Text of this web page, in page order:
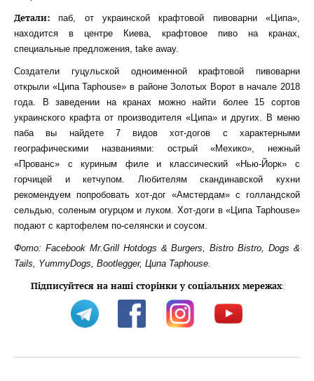
Детали: паб, от украинской крафтовой пивоварни «Ципа»,
находится в центре Киева, крафтовое пиво на кранах,
специальные предложения, take away.
Создатели гуцульской одноименной крафтовой пивоварни
открыли «Ципа Taphouse» в районе Золотых Ворот в начале 2018
года. В заведении на кранах можно найти более 15 сортов
украинского крафта от производителя «Ципа» и других. В меню
паба вы найдете 7 видов хот-догов с характерными
географическими названиями: острый «Мехико», нежный
«Прованс» с куриным филе и классический «Нью-Йорк» с
горчицей и кетчупом. Любителям скандинавской кухни
рекомендуем попробовать хот-дог «Амстердам» с голландской
сельдью, соленым огурцом и луком. Хот-доги в «Ципа Taphouse»
подают с картофелем по-селянски и соусом.
Фото: Facebook Mr.Grill Hotdogs & Burgers, Bistro Bistro, Dogs &
Tails, YummyDogs, Bootlegger, Ципа Taphouse.
Підписуйтеся на наші сторінки у соціальних мережах: